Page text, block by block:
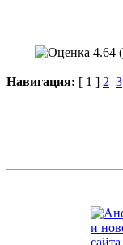
4.64
Навигация: [ 1 ] 2 3